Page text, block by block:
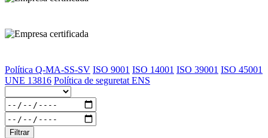
Política Q-MA-SS-SV ISO 9001 ISO 14001 ISO 39001 ISO 45001
UNE 13816 Política de seguretat ENS
Filtrar